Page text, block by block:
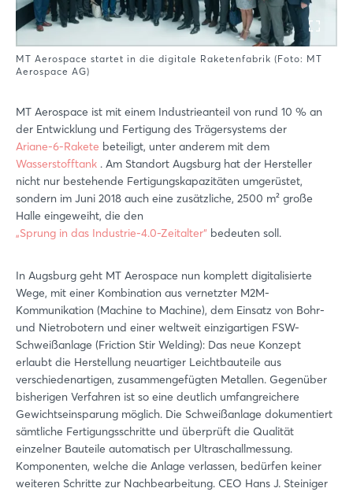
MT Aerospace startet in die digitale Raketenfabrik (Foto: MT
Aerospace AG)
MT Aerospace ist mit einem Industrieanteil von rund 10 % an
der Entwicklung und Fertigung des Trägersystems der
Ariane-6-Rakete beteiligt, unter anderem mit dem
Wasserstofftank . Am Standort Augsburg hat der Hersteller
nicht nur bestehende Fertigungskapazitäten umgerüstet,
sondern im Juni 2018 auch eine zusätzliche, 2500 m² große
Halle eingeweiht, die den
„Sprung in das Industrie-4.0-Zeitalter“ bedeuten soll.
In Augsburg geht MT Aerospace nun komplett digitalisierte
Wege, mit einer Kombination aus vernetzter M2M-
Kommunikation (Machine to Machine), dem Einsatz von Bohr-
und Nietrobotern und einer weltweit einzigartigen FSW-
Schweißanlage (Friction Stir Welding): Das neue Konzept
erlaubt die Herstellung neuartiger Leichtbauteile aus
verschiedenartigen, zusammengefügten Metallen. Gegenüber
bisherigen Verfahren ist so eine deutlich umfangreichere
Gewichtseinsparung möglich. Die Schweißanlage dokumentiert
sämtliche Fertigungsschritte und überprüft die Qualität
einzelner Bauteile automatisch per Ultraschallmessung.
Komponenten, welche die Anlage verlassen, bedürfen keiner
weiteren Schritte zur Nachbearbeitung. CEO Hans J. Steiniger